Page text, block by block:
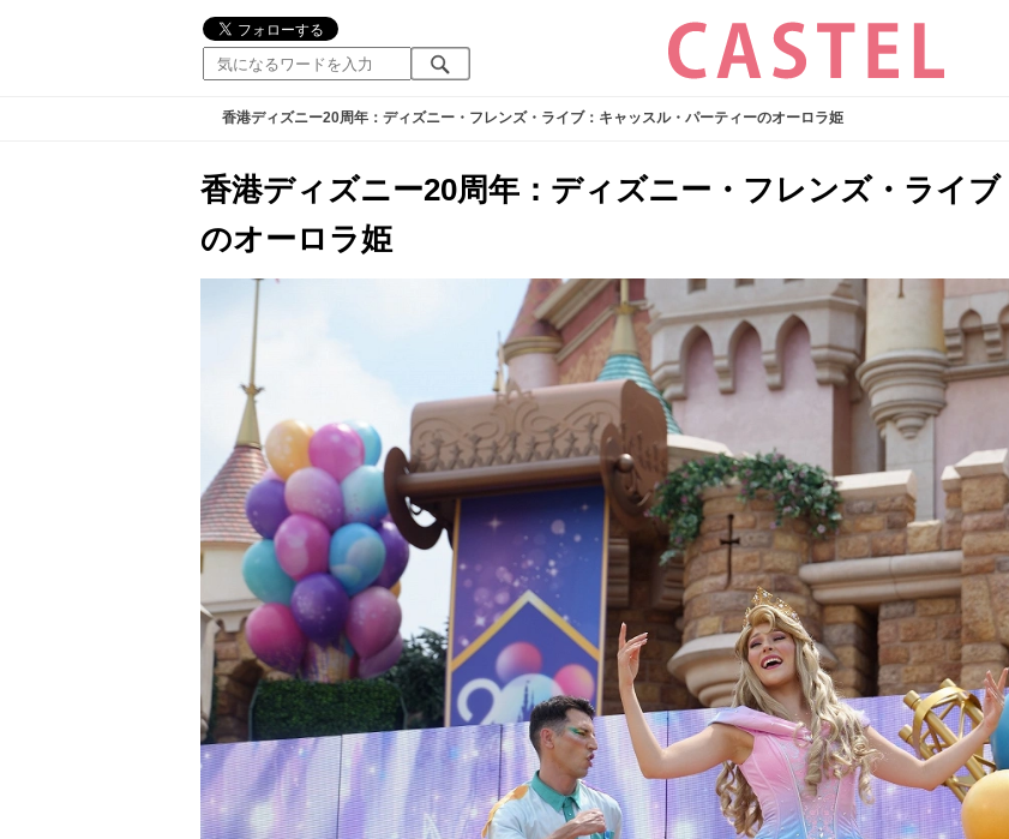
香港ディズニー20周年：ディズニー・フレンズ・ライブ：キャッスル・パーティーのオーロラ姫
香港ディズニー20周年：ディズニー・フレンズ・ライ
のオーロラ姫